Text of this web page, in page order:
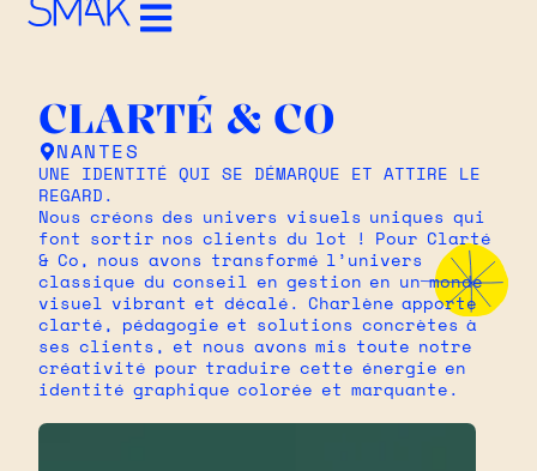
CLARTÉ & CO
NANTES
UNE IDENTITÉ QUI SE DÉMARQUE ET ATTIRE LE
REGARD.
Nous créons des univers visuels uniques qui
font sortir nos clients du lot ! Pour Clarté
& Co, nous avons transformé l’univers
classique du conseil en gestion en un monde
visuel vibrant et décalé. Charlène apporte
clarté, pédagogie et solutions concrètes à
ses clients, et nous avons mis toute notre
créativité pour traduire cette énergie en
identité graphique colorée et marquante.